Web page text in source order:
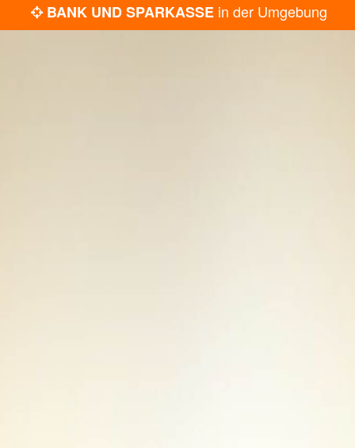
BANK UND SPARKASSE in der Umgebung